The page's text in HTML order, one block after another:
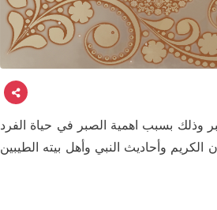
وذلك بسبب اهمية الصبر في حياة الفرد
وأحاديث النبي وأهل بيته الطيبين